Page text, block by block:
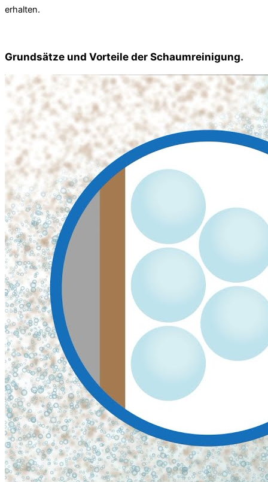
erhalten.
Grundsätze und Vorteile der Schaumreinigung.